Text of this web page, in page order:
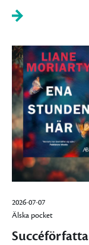
2026-07-07
Älska pocket